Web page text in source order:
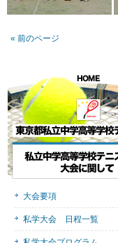
« 前のページ
大会要項
私学大会 日程一覧